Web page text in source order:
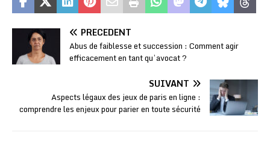
PRÉCÉDENT
Abus de faiblesse et succession : Comment agir
efficacement en tant qu’avocat ?
SUIVANT
Aspects légaux des jeux de paris en ligne :
comprendre les enjeux pour parier en toute sécurité